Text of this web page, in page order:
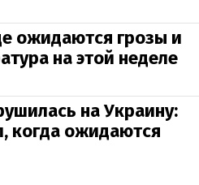
ожидаются грозы и
на этой неделе
на Украину:
когда ожидаются